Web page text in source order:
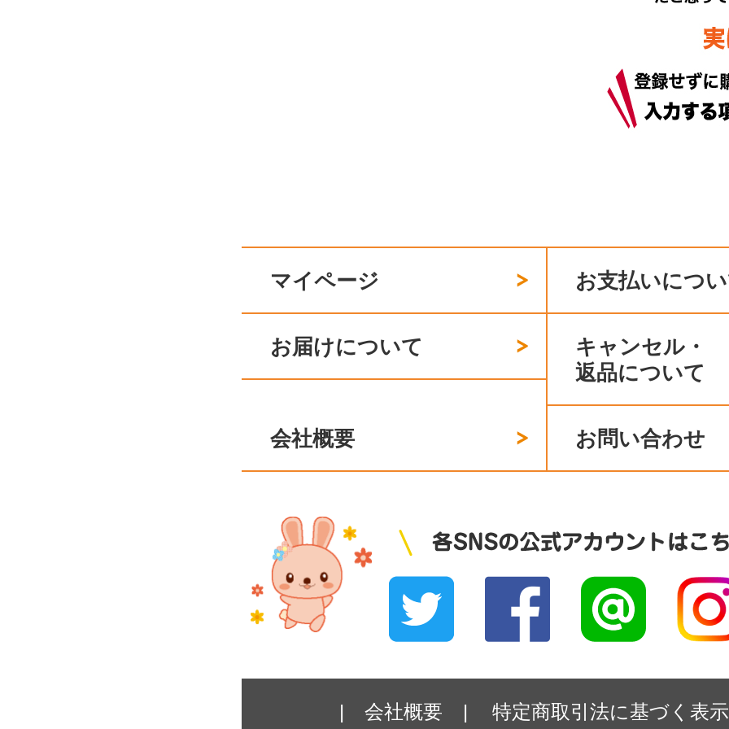
マイページ お支払いにつ
お届けについて
キャンセル・
返品について
会社概要 お問い合わせ
| 会社概要 | 特定商取引法に基づく表示